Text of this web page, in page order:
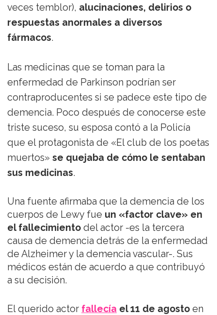
veces temblor), alucinaciones, delirios o
respuestas anormales a diversos
fármacos.
Las medicinas que se toman para la
enfermedad de Parkinson podrían ser
contraproducentes si se padece este tipo de
demencia. Poco después de conocerse este
triste suceso, su esposa contó a la Policía
que el protagonista de «El club de los poetas
muertos» se quejaba de cómo le sentaban
sus medicinas.
Una fuente afirmaba que la demencia de los
cuerpos de Lewy fue un «factor clave» en
el fallecimiento del actor -es la tercera
causa de demencia detrás de la enfermedad
de Alzheimer y la demencia vascular-. Sus
médicos están de acuerdo a que contribuyó
a su decisión.
El querido actor fallecía el 11 de agosto en